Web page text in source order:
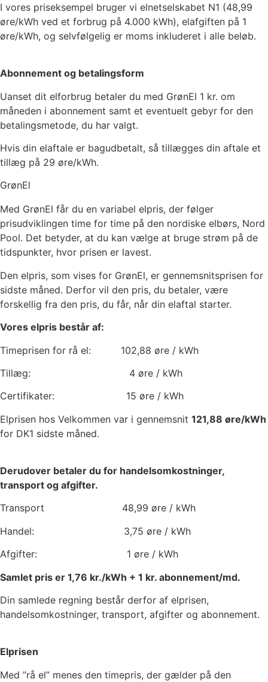
I vores priseksempel bruger vi elnetselskabet N1 (48,99
øre/kWh ved et forbrug på 4.000 kWh), elafgiften på 1
øre/kWh, og selvfølgelig er moms inkluderet i alle beløb.
Abonnement og betalingsform
Uanset dit elforbrug betaler du med GrønEl 1 kr. om
måneden i abonnement samt et eventuelt gebyr for den
betalingsmetode, du har valgt.
Hvis din elaftale er bagudbetalt, så tillægges din aftale et
tillæg på 29 øre/kWh.
GrønEl
Med GrønEl får du en variabel elpris, der følger
prisudviklingen time for time på den nordiske elbørs, Nord
Pool. Det betyder, at du kan vælge at bruge strøm på de
tidspunkter, hvor prisen er lavest.
Den elpris, som vises for GrønEl, er gennemsnitsprisen for
sidste måned. Derfor vil den pris, du betaler, være
forskellig fra den pris, du får, når din elaftal starter.
Vores elpris består af:
Timeprisen for rå el: 102,88 øre / kWh
Tillæg: 4 øre / kWh
Certifikater: 15 øre / kWh
Elprisen hos Velkommen var i gennemsnit 121,88 øre/kWh
for DK1 sidste måned.
Derudover betaler du for handelsomkostninger,
transport og afgifter.
Transport 48,99 øre / kWh
Handel: 3,75 øre / kWh
Afgifter: 1 øre / kWh
Samlet pris er 1,76 kr./kWh + 1 kr. abonnement/md.
Din samlede regning består derfor af elprisen,
handelsomkostninger, transport, afgifter og abonnement.
Elprisen
Med ”rå el” menes den timepris, der gælder på den